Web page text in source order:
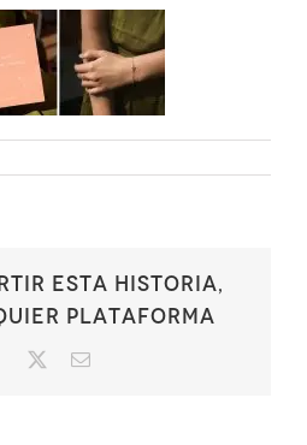
esta historia,
plataforma
Facebook Correo